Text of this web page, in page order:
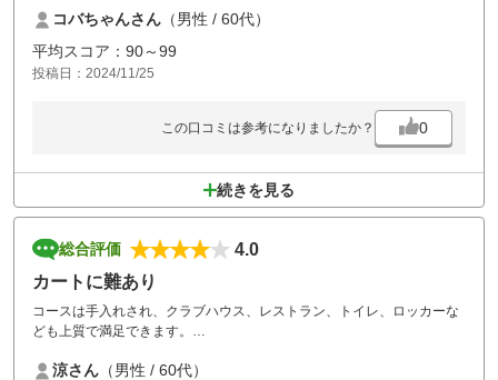
コバちゃんさん （男性 / 60代）
平均スコア：90～99
投稿日：2024/11/25
この口コミは参考になりましたか？ 0
続きを見る
総合評価
4.0
カートに難あり
コースは手入れされ、クラブハウス、レストラン、トイレ、ロッカーな
ども上質で満足できます。
改善を望みます。
涼さん （男性 / 60代）